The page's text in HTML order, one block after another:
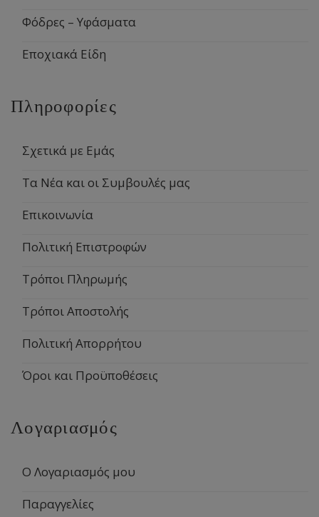
Φόδρες – Υφάσματα
Εποχιακά Είδη
Πληροφορίες
Σχετικά με Εμάς
Τα Νέα και οι Συμβουλές μας
Επικοινωνία
Πολιτική Επιστροφών
Τρόποι Πληρωμής
Τρόποι Αποστολής
Πολιτική Απορρήτου
Όροι και Προϋποθέσεις
Λογαριασμός
Ο Λογαριασμός μου
Παραγγελίες